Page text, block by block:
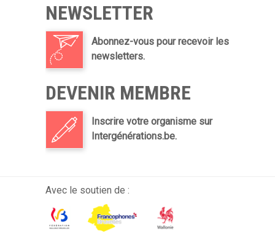
NEWSLETTER
Abonnez-vous pour recevoir les
newsletters.
DEVENIR MEMBRE
Inscrire votre organisme sur
Intergénérations.be.
Avec le soutien de :